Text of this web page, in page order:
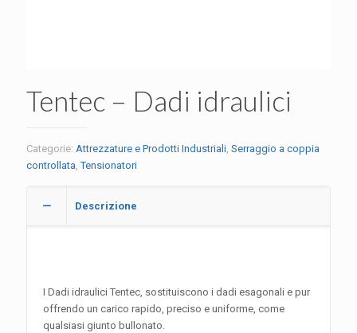
Tentec – Dadi idraulici
Categorie: Attrezzature e Prodotti Industriali, Serraggio a coppia
controllata,Tensionatori
Descrizione
I Dadi idraulici Tentec, sostituiscono i dadi esagonali e pur
offrendo un carico rapido, preciso e uniforme, come
qualsiasi giunto bullonato.